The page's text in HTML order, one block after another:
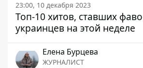
23:00, 10 декабря 2023
Топ-10 хитов, ставших
украинцев на этой неделе
Елена Бурцева
ЖУРНАЛИСТ